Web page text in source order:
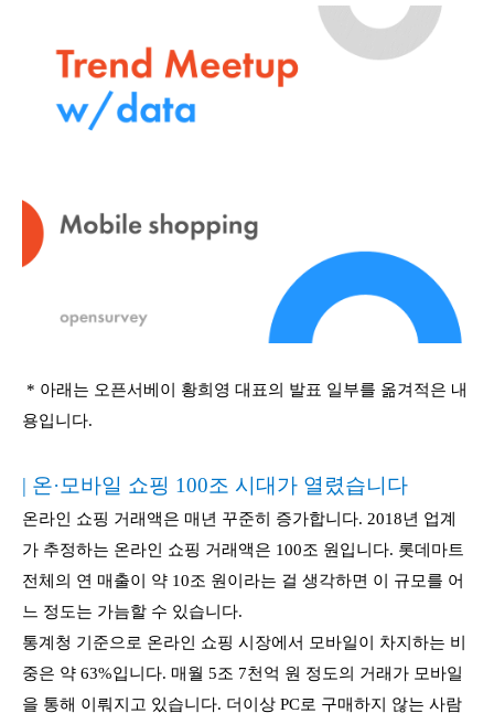
* 아래는 오픈서베이 황희영 대표의 발표 일부를 옮겨적은 내
용입니다.
| 온·모바일 쇼핑 100조 시대가 열렸습니다
온라인 쇼핑 거래액은 매년 꾸준히 증가합니다. 2018년 업계
가 추정하는 온라인 쇼핑 거래액은 100조 원입니다. 롯데마트
전체의 연 매출이 약 10조 원이라는 걸 생각하면 이 규모를 어
느 정도는 가늠할 수 있습니다.
통계청 기준으로 온라인 쇼핑 시장에서 모바일이 차지하는 비
중은 약 63%입니다. 매월 5조 7천억 원 정도의 거래가 모바일
을 통해 이뤄지고 있습니다. 더이상 PC로 구매하지 않는 사람